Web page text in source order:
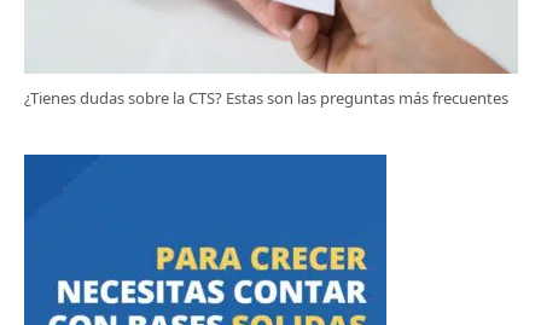
¿Tienes dudas sobre la CTS? Estas son las preguntas más frecuentes